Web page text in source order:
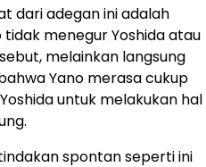
dari adegan ini adalah
tidak menegur Yoshida atau
melainkan langsung
Yano merasa cukup
untuk melakukan hal
spontan seperti ini